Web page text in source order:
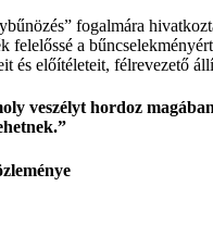
fogalmára
felelőssé a
és előítéleteit, félrevezető
veszélyt hordoz